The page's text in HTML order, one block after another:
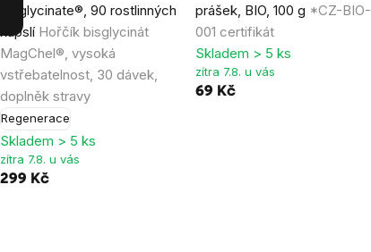
Bisglycinate®, 90 rostlinných
kapslí Hořčík bisglycinát
MagChel®, vysoká
vstřebatelnost, 30 dávek,
doplněk stravy
Regenerace
Skladem > 5 ks
zítra 7.8. u vás
299 Kč
prášek, BIO, 100 g *CZ-BIO-
001 certifikát
Skladem > 5 ks
zítra 7.8. u vás
69 Kč